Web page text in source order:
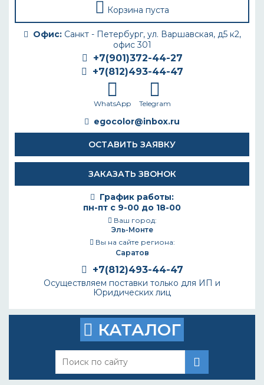
Корзина пуста
Офис:Санкт - Петербург, ул. Варшавская, д5 к2,
офис 301
+7(901)372-44-27
+7(812)493-44-47
WhatsApp Telegram
egocolor@inbox.ru
ОСТАВИТЬ ЗАЯВКУ
ЗАКАЗАТЬ ЗВОНОК
График работы:
пн-пт с 9-00 до 18-00
Ваш город:
Эль-Монте
Вы на сайте региона:
Саратов
+7(812)493-44-47
Осуществляем поставки только для ИП и
Юридических лиц
КАТАЛОГ